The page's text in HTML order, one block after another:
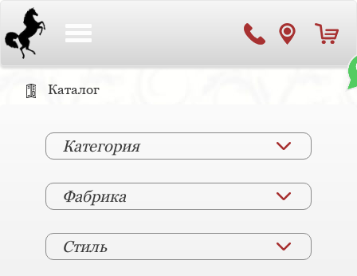
Каталог
Категория
Фабрика
Стиль